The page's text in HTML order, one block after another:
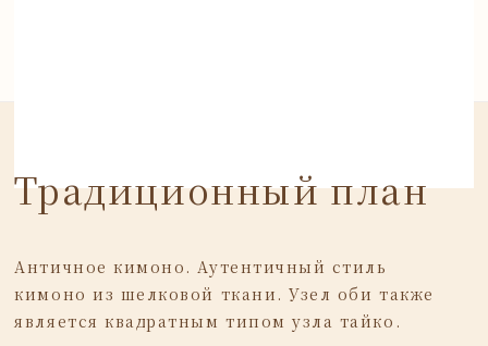
Традиционный план
Античное кимоно. Аутентичный стиль
кимоно из шелковой ткани.Узел оби также
является квадратным типом узла тайко.